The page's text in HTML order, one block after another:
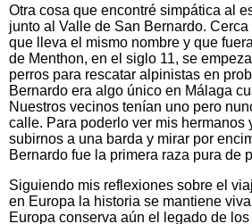
Otra cosa que encontré simpática al
junto al Valle de San Bernardo.
que lleva el mismo nombre y que
de Menthon, en el siglo 11, se
perros para rescatar alpinistas en
Bernardo era algo único en Málaga
Nuestros vecinos tenían uno pero
calle. Para poderlo ver mis hermanos
subirnos a una barda y mirar por
Bernardo fue la primera raza pura de
Siguiendo mis reflexiones sobre el
en Europa la historia se mantiene
Europa conserva aún el legado de